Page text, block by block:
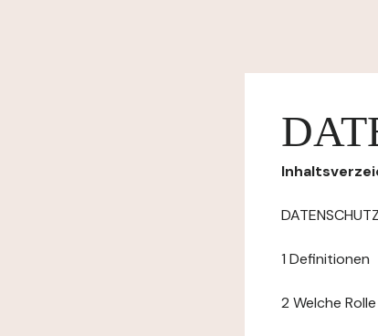
1 Definitionen
2 Welche